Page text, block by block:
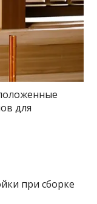
для
при сборке